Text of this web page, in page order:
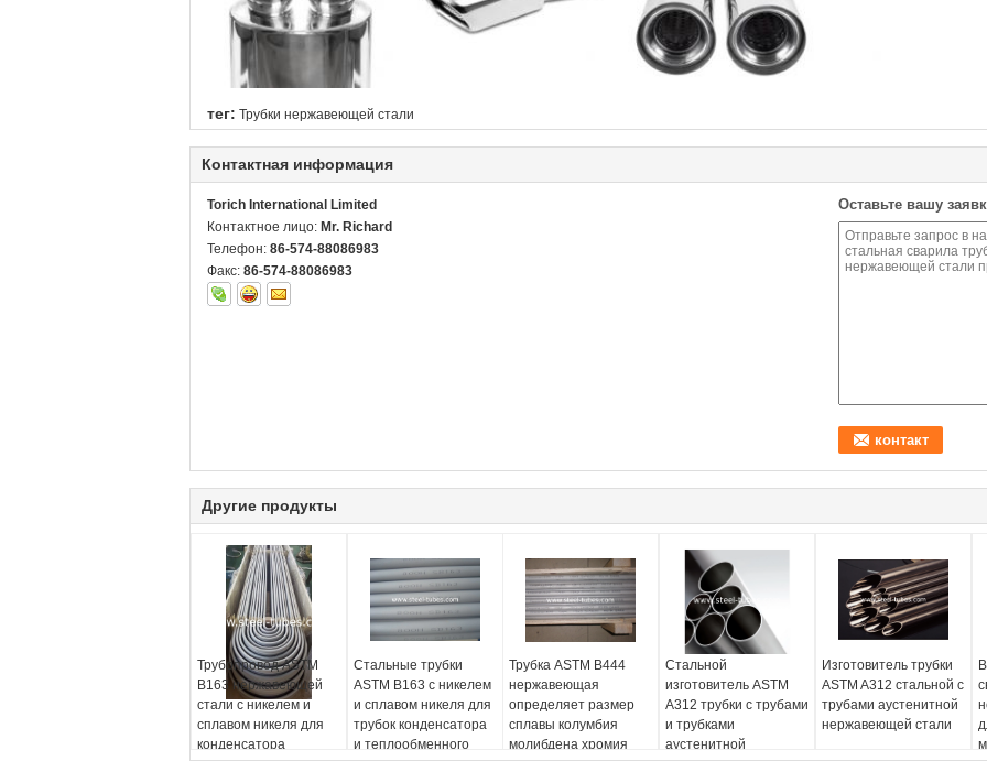
тег: Трубки нержавеющей стали
Контактная информация
Torich International Limited
Контактное лицо: Mr. Richard
Телефон: 86-574-88086983
Факс: 86-574-88086983
Оставьте вашу
Другие продукты
Трубопровод ASTM
B163 нержавеющей
стали с никелем и
сплавом никеля для
конденсатора
Стальные трубки
ASTM B163 с никелем
и сплавом никеля для
трубок конденсатора
и теплообменного
Трубка ASTM B444
нержавеющая
определяет размер
сплавы колумбия
молибдена хромия
Стальной
изготовитель ASTM
A312 трубки с трубами
и трубками
аустенитной
Изготовитель трубки
ASTM A312 стальной с
трубами аустенитной
нержавеющей стали